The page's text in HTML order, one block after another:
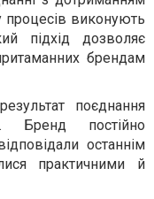
процесів виконують
підхід дозволяє
брендам
поєднання
Бренд постійно
останнім
практичними й